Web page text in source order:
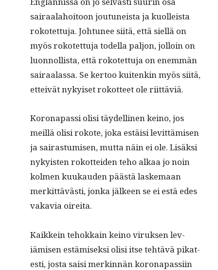
sairaala­hoitoon joutuneista ja kuolleista
rokotet­tu­ja. Johtunee siitä, että siel­lä on
myös rokotet­tu­ja todel­la paljon, jol­loin on
luon­nol­lista, että rokotet­tu­ja on enem­män
sairaalas­sa. Se ker­too kuitenkin myös siitä,
etteivät nykyiset rokot­teet ole riittäviä.
Koron­a­pas­si olisi täy­delli­nen keino, jos
meil­lä olisi rokote, joka estäisi levit­tämisen
ja sairas­tu­misen, mut­ta näin ei ole. Lisäk­si
nyky­is­ten rokot­tei­den teho alkaa jo noin
kol­men kuukau­den päästä laske­maan
merkit­tävästi, jon­ka jäl­keen se ei estä edes
vakavia oireita.
Kaikkein tehokkain keino viruk­sen lev­
iämisen estämisek­si olisi itse tehtävä pikat­
esti, jos­ta saisi merkin­nän koron­a­pas­si­in